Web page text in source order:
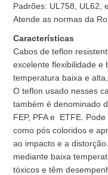
Padrões: UL758, UL62,
Atende as normas da
Características
Cabos de teflon
excelente flexibilidade e
temperatura baixa e
O teflon usado nesses
também é denominado
FEP, PFA e ETFE.
como pós coloridos e
ao impacto e a
mediante baixa
tóxicos e têm